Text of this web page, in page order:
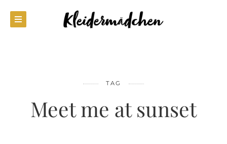
TAG
Meet me at sunset